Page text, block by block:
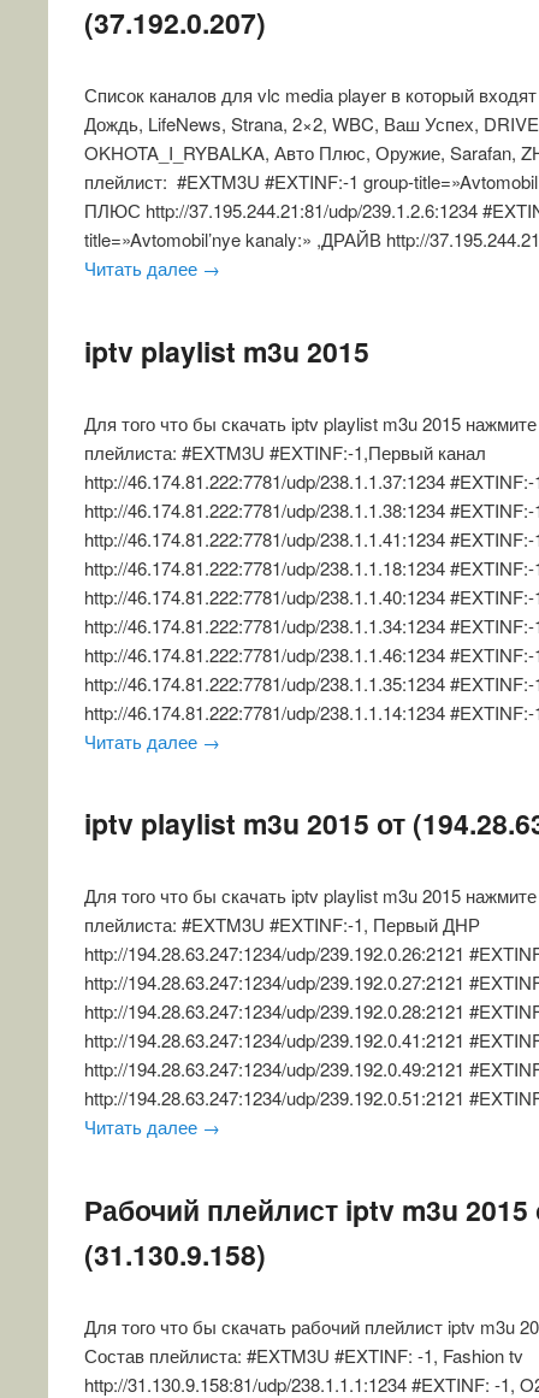
(37.192.0.207)
Список каналов для vlc media player в который
Дождь, LifeNews, Strana, 2×2, WBC, Ваш Успех,
OKHOTA_I_RYBALKA, Авто Плюс, Оружие, Sarafan,
плейлист: #EXTM3U #EXTINF:-1 group-
ПЛЮС http://37.195.244.21:81/udp/239.1.2.6:1234
title=»Avtomobil’nye kanaly:» ,ДРАЙВ http://
Читать далее →
iptv playlist m3u 2015
Для того что бы скачать iptv playlist m3u 2015
плейлиста: #EXTM3U #EXTINF:-1,Первый канал
http://46.174.81.222:7781/udp/238.1.1.37:1234
http://46.174.81.222:7781/udp/238.1.1.38:1234
http://46.174.81.222:7781/udp/238.1.1.41:1234
http://46.174.81.222:7781/udp/238.1.1.18:1234
http://46.174.81.222:7781/udp/238.1.1.40:1234
http://46.174.81.222:7781/udp/238.1.1.34:1234
http://46.174.81.222:7781/udp/238.1.1.46:1234
http://46.174.81.222:7781/udp/238.1.1.35:1234
http://46.174.81.222:7781/udp/238.1.1.14:1234
Читать далее →
iptv playlist m3u 2015 от
Для того что бы скачать iptv playlist m3u 2015
плейлиста: #EXTM3U #EXTINF:-1, Первый ДНР
http://194.28.63.247:1234/udp/239.192.0.26:2121
http://194.28.63.247:1234/udp/239.192.0.27:2121
http://194.28.63.247:1234/udp/239.192.0.28:2121
http://194.28.63.247:1234/udp/239.192.0.41:2121
http://194.28.63.247:1234/udp/239.192.0.49:2121
http://194.28.63.247:1234/udp/239.192.0.51:2121
Читать далее →
Рабочий плейлист iptv m3u 2015
(31.130.9.158)
Для того что бы скачать рабочий плейлист iptv m3u
Состав плейлиста: #EXTM3U #EXTINF: -1, Fashion tv
http://31.130.9.158:81/udp/238.1.1.1:1234 #EXTINF: -1,